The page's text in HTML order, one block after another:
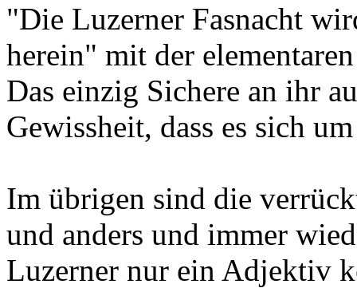
"Die Luzerner Fasnacht
herein" mit der
Das einzig Sichere an ihr
Gewissheit, dass es sich
Im übrigen sind die
und anders und immer
Luzerner nur ein Adjektiv